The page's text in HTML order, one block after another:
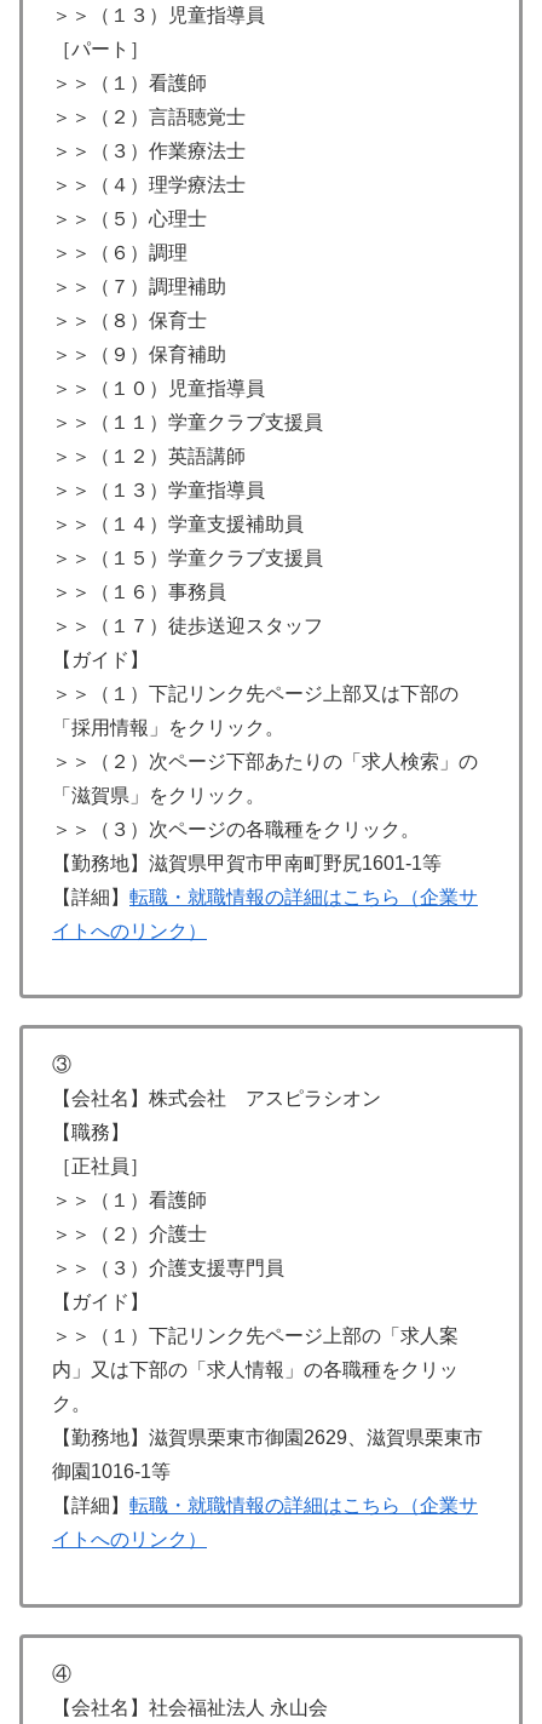
＞＞（１３）児童指導員
［パート］
＞＞（１）看護師
＞＞（２）言語聴覚士
＞＞（３）作業療法士
＞＞（４）理学療法士
＞＞（５）心理士
＞＞（６）調理
＞＞（７）調理補助
＞＞（８）保育士
＞＞（９）保育補助
＞＞（１０）児童指導員
＞＞（１１）学童クラブ支援員
＞＞（１２）英語講師
＞＞（１３）学童指導員
＞＞（１４）学童支援補助員
＞＞（１５）学童クラブ支援員
＞＞（１６）事務員
＞＞（１７）徒歩送迎スタッフ
【ガイド】
＞＞（１）下記リンク先ページ上部又は下部の
「採用情報」をクリック。
＞＞（２）次ページ下部あたりの「求人検索」の
「滋賀県」をクリック。
＞＞（３）次ページの各職種をクリック。
【勤務地】滋賀県甲賀市甲南町野尻1601-1等
【詳細】 転職・就職情報の詳細はこちら（企業サ
イトへのリンク）
③
【会社名】株式会社 アスピラシオン
【職務】
［正社員］
＞＞（１）看護師
＞＞（２）介護士
＞＞（３）介護支援専門員
【ガイド】
＞＞（１）下記リンク先ページ上部の「求人案
内」又は下部の「求人情報」の各職種をクリッ
ク。
【勤務地】滋賀県栗東市御園2629、滋賀県栗東市
御園1016-1等
【詳細】 転職・就職情報の詳細はこちら（企業サ
イトへのリンク）
④
【会社名】社会福祉法人 永山会